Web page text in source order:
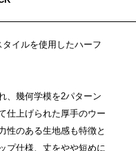
イルを使用したハーフ
、幾何学模を2パターン
仕上げられた厚手のウー
性のある生地感も特徴と
プ仕様、丈をやや短めに